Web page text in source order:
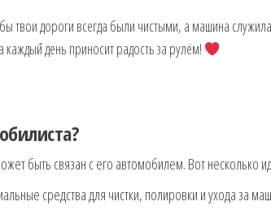
дороги всегда были чистыми, а машина
каждый день приносит радость за рулём!
быть связан с его автомобилем. Вот несколько
средства для чистки, полировки и ухода за